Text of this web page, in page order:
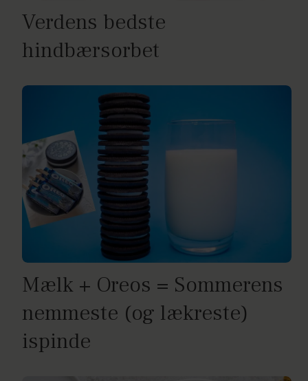
Verdens bedste
hindbærsorbet
Mælk + Oreos = Sommerens
nemmeste (og lækreste)
ispinde